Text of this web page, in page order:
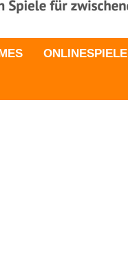
ONLINESPIELE